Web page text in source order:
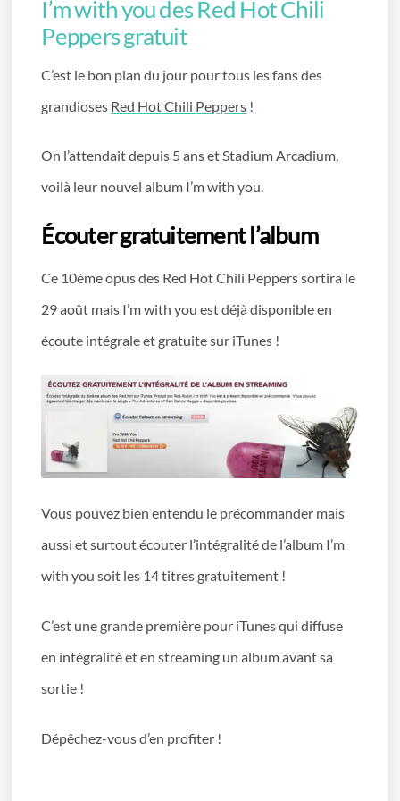
I’m with you des Red Hot Chili
Peppers gratuit
C’est le bon plan du jour pour tous les fans des
grandioses Red Hot Chili Peppers !
On l’attendait depuis 5 ans et Stadium Arcadium,
voilà leur nouvel album I’m with you.
Écouter gratuitement l’album
Ce 10ème opus des Red Hot Chili Peppers sortira le
29 août mais I’m with you est déjà disponible en
écoute intégrale et gratuite sur iTunes !
Vous pouvez bien entendu le précommander mais
aussi et surtout écouter l’intégralité de l’album I’m
with you soit les 14 titres gratuitement !
C’est une grande première pour iTunes qui diffuse
en intégralité et en streaming un album avant sa
sortie !
Dépêchez-vous d’en profiter !